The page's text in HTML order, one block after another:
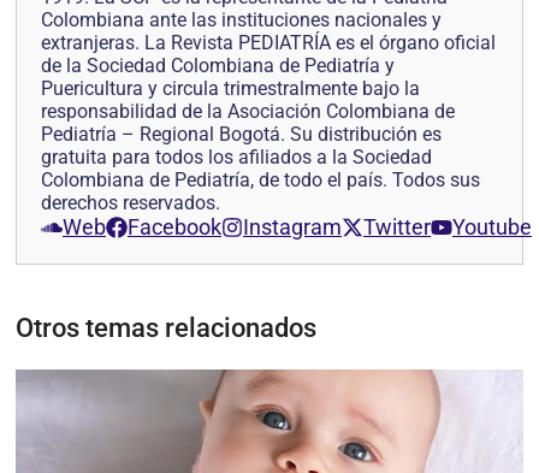
Colombiana ante las instituciones nacionales y
extranjeras. La Revista PEDIATRÍA es el órgano oficial
de la Sociedad Colombiana de Pediatría y
Puericultura y circula trimestralmente bajo la
responsabilidad de la Asociación Colombiana de
Pediatría – Regional Bogotá. Su distribución es
gratuita para todos los afiliados a la Sociedad
Colombiana de Pediatría, de todo el país. Todos sus
derechos reservados.
Web Facebook Instagram Twitter Youtube
Otros temas relacionados